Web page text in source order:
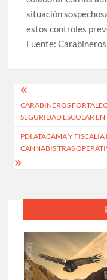
situación
estos controles
Fuente:
Navegación
de
entradas
CARABINEROS
SEGURIDAD ESCOLAR
PDI ATACAMA Y
CANNABIS TRAS